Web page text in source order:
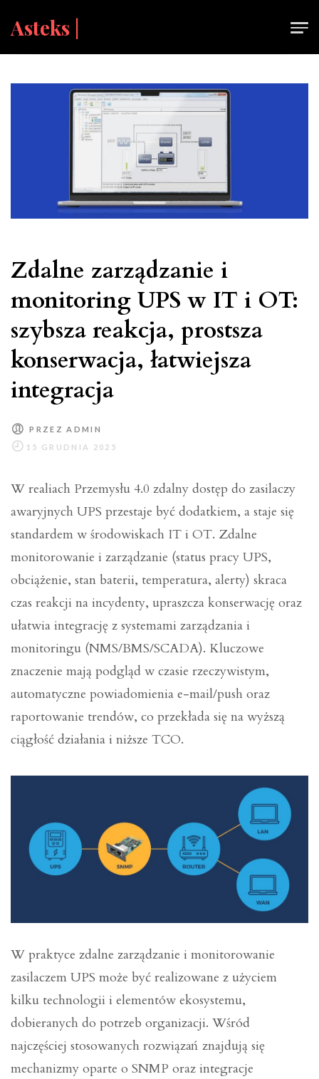
Asteks |
Zdalne zarządzanie i
monitoring UPS w IT i OT:
szybsza reakcja, prostsza
konserwacja, łatwiejsza
integracja
PRZEZADMIN
W realiach Przemysłu 4.0 zdalny dostęp do zasilaczy
awaryjnych UPS przestaje być dodatkiem, a staje się
standardem w środowiskach IT i OT. Zdalne
monitorowanie i zarządzanie (status pracy UPS,
obciążenie, stan baterii, temperatura, alerty) skraca
czas reakcji na incydenty, upraszcza konserwację oraz
ułatwia integrację z systemami zarządzania i
monitoringu (NMS/BMS/SCADA). Kluczowe
znaczenie mają podgląd w czasie rzeczywistym,
automatyczne powiadomienia e-mail/push oraz
raportowanie trendów, co przekłada się na wyższą
ciągłość działania i niższe TCO.
W praktyce zdalne zarządzanie i monitorowanie
zasilaczem UPS może być realizowane z użyciem
kilku technologii i elementów ekosystemu,
dobieranych do potrzeb organizacji. Wśród
najczęściej stosowanych rozwiązań znajdują się
mechanizmy oparte o SNMP oraz integracje